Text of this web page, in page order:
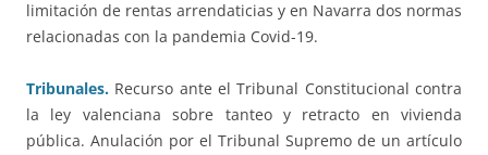
limitación de rentas arrendaticias y en Navarra dos normas
relacionadas con la pandemia Covid-19.
Tribunales. Recurso ante el Tribunal Constitucional contra
la ley valenciana sobre tanteo y retracto en vivienda
pública. Anulación por el Tribunal Supremo de un artículo